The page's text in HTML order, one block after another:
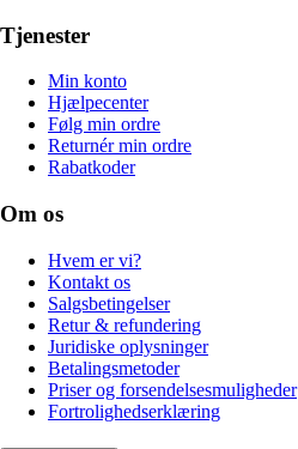
Tjenester
Min konto
Hjælpecenter
Følg min ordre
Returnér min ordre
Rabatkoder
Om os
Hvem er vi?
Kontakt os
Salgsbetingelser
Retur & refundering
Juridiske oplysninger
Betalingsmetoder
Priser og forsendelsesmuligheder
Fortrolighedserklæring